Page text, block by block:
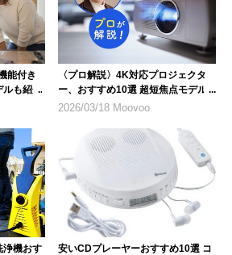
能付き
ルも紹介
〈プロ解説〉4K対応プロジェクタ
ー、おすすめ10選 超短焦点モデル
にも注目
2026/03/18 Moovoo
浄機おす
安いCDプレーヤーおすすめ10選 コ